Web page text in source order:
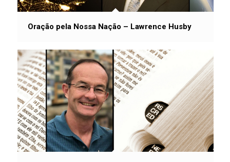
Oração pela Nossa Nação – Lawrence Husby